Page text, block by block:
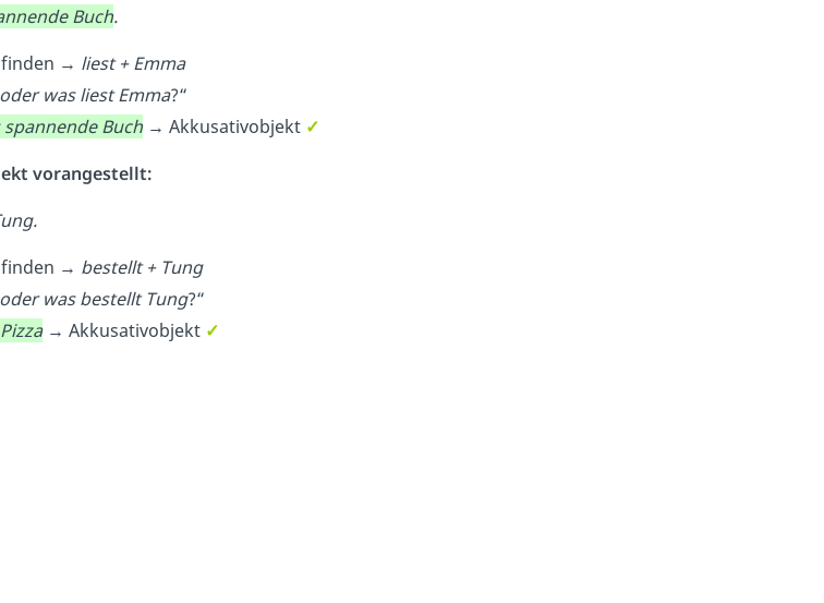
Buch.
finden → liest + Emma
was liest Emma?“
spannende Buch→ Akkusativobjekt ✓
vorangestellt:
finden → bestellt + Tung
was bestellt Tung?“
→ Akkusativobjekt ✓